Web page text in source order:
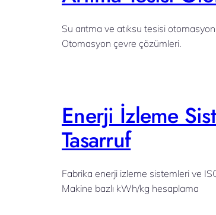
Su arıtma ve atıksu tesisi
Otomasyon çevre çözümleri.
Enerji İzleme
Tasarruf
Fabrika enerji izleme sistemleri ve
Makine bazlı kWh/kg hesaplama